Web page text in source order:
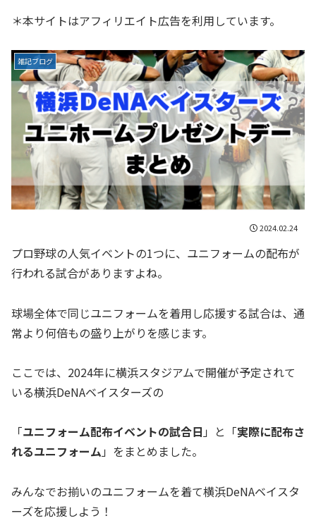
＊本サイトはアフィリエイト広告を利用しています。
雑記ブログ
2024.02.24
プロ野球の人気イベントの1つに、ユニフォームの配布が
行われる試合がありますよね。
球場全体で同じユニフォームを着用し応援する試合は、通
常より何倍もの盛り上がりを感じます。
ここでは、2024年に横浜スタジアムで開催が予定されて
いる横浜DeNAベイスターズの
「ユニフォーム配布イベントの試合日 」と「実際に配布さ
れるユニフォーム 」をまとめました。
みんなでお揃いのユニフォームを着て横浜DeNAベイスタ
ーズを応援しよう！